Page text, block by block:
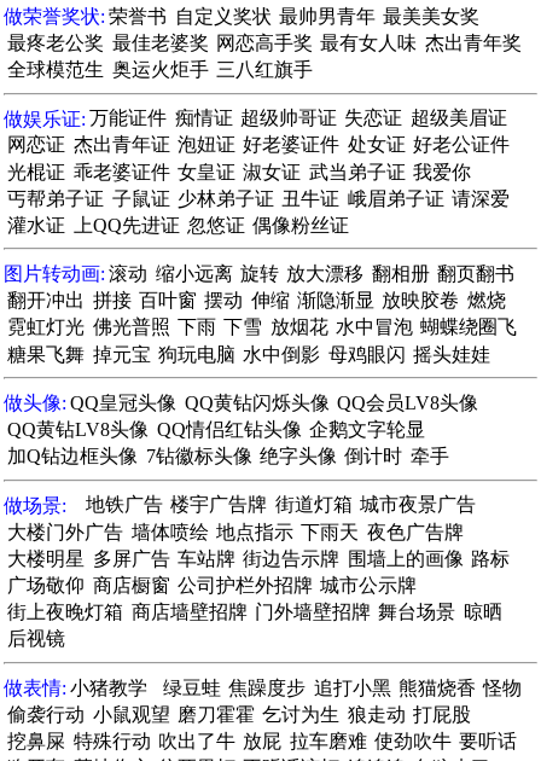
做荣誉奖状: 荣誉书 自定义奖状 最帅男青年 最美美女奖
最疼老公奖 最佳老婆奖 网恋高手奖 最有女人味 杰出青年奖
全球模范生 奥运火炬手 三八红旗手
做娱乐证: 万能证件 痴情证 超级帅哥证 失恋证 超级美眉证
网恋证 杰出青年证 泡妞证 好老婆证件 处女证 好老公证件
光棍证 乖老婆证件 女皇证 淑女证 武当弟子证 我爱你
丐帮弟子证 子鼠证 少林弟子证 丑牛证 峨眉弟子证 请深爱
灌水证
上QQ先进证 忽悠证 偶像粉丝证
图片转动画: 滚动 缩小远离 旋转 放大漂移 翻相册 翻页翻书
翻开冲出 拼接 百叶窗 摆动 伸缩 渐隐渐显 放映胶卷 燃烧
霓虹灯光 佛光普照 下雨 下雪 放烟花 水中冒泡 蝴蝶绕圈飞
糖果飞舞 掉元宝 狗玩电脑 水中倒影 母鸡眼闪 摇头娃娃
做头像: QQ皇冠头像 QQ黄钻闪烁头像 QQ会员LV8头像
QQ黄钻LV8头像 QQ情侣红钻头像 企鹅文字轮显
加Q钻边框头像 7钻徽标头像 绝字头像 倒计时 牵手
做场景: 地铁广告 楼宇广告牌 街道灯箱 城市夜景广告
大楼门外广告 墙体喷绘 地点指示 下雨天 夜色广告牌
大楼明星 多屏广告 车站牌 街边告示牌 围墙上的画像 路标
广场敬仰 商店橱窗 公司护栏外招牌 城市公示牌
街上夜晚灯箱 商店墙壁招牌 门外墙壁招牌 舞台场景 晾晒
后视镜
做表情: 小猪教学 绿豆蛙 焦躁度步 追打小黑 熊猫烧香 怪物
偷袭行动 小鼠观望 磨刀霍霍 乞讨为生 狼走动 打屁股
挖鼻屎 特殊行动 吹出了牛 放屁 拉车磨难 使劲吹牛 要听话